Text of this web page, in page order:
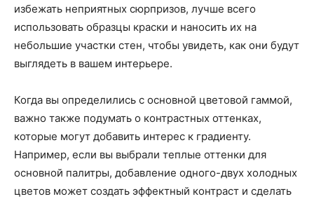
избежать неприятных сюрпризов, лучше всего
использовать образцы краски и наносить их на
небольшие участки стен, чтобы увидеть, как они будут
выглядеть в вашем интерьере.
Когда вы определились с основной цветовой гаммой,
важно также подумать о контрастных оттенках,
которые могут добавить интерес к градиенту.
Например, если вы выбрали теплые оттенки для
основной палитры, добавление одного-двух холодных
цветов может создать эффектный контраст и сделать